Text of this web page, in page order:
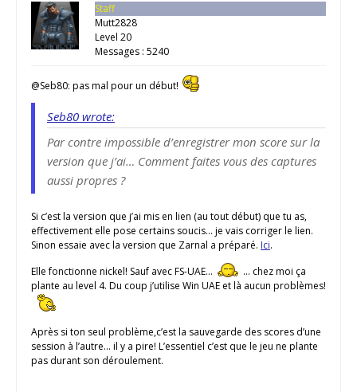
Staff
Mutt2828
Level 20
Messages : 5240
@Seb80: pas mal pour un début!
Seb80 wrote:
Par contre impossible d’enregistrer mon score sur la
version que j’ai… Comment faites vous des captures
aussi propres ?
Si c’est la version que j’ai mis en lien (au tout début) que tu as,
effectivement elle pose certains soucis… je vais corriger le lien.
Sinon essaie avec la version que Zarnal a préparé. Ici.
Elle fonctionne nickel! Sauf avec FS-UAE…
… chez moi ça
plante au level 4. Du coup j’utilise Win UAE et là aucun problèmes!
Après si ton seul problème,c’est la sauvegarde des scores d’une
session à l’autre… il y a pire! L’essentiel c’est que le jeu ne plante
pas durant son déroulement.